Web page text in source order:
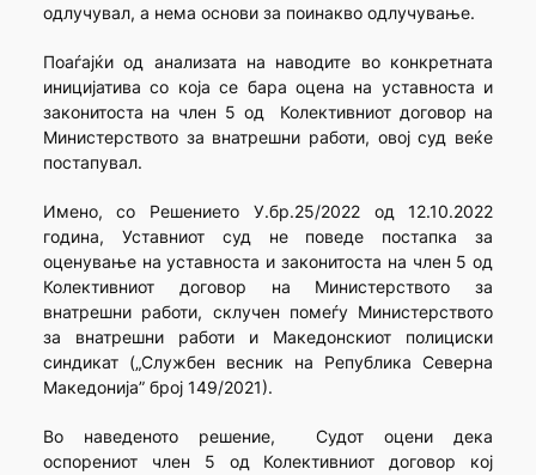
одлучувал, а нема основи за поинакво одлучување.
Поаѓајќи од анализата на наводите во конкретната
иницијатива со која се бара оцена на уставноста и
законитоста на член 5 од Колективниот договор на
Министерството за внатрешни работи, овој суд веќе
постапувал.
Имено, со Решението У.бр.25/2022 од 12.10.2022
година, Уставниот суд не поведе постапка за
оценување на уставноста и законитоста на член 5 од
Колективниот договор на Министерството за
внатрешни работи, склучен помеѓу Министерството
за внатрешни работи и Македонскиот полициски
синдикат („Службен весник на Република Северна
Македонија” број 149/2021).
Во наведеното решение, Судот оцени дека
оспорениот член 5 од Колективниот договор кој